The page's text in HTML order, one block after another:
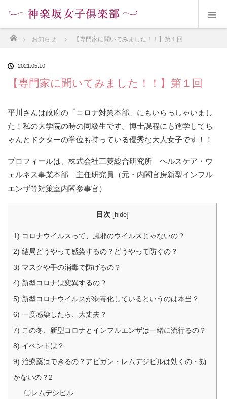
ホーム
お知らせ 【専門家に聞いてみました！！】第１回
2021.05.10
【専門家に聞いてみました！！】第１回
平川さんは政府の「コロナ対策本部」にもいらっしゃいまし
た！私の大学院の時の同級生です。博士課程にも進学してち
ゃんとドクターの学位も持っている優秀な大人女子です！！
プロフィールは、株式会社三菱総合研究所 ヘルスケア・ウ
ェルネス事業本部 主任研究員（元・内閣官房新型インフル
エンザ等対策室内閣参事官）
目次 [hide]
1) コロナウイルスって、風邪のウイルスじゃないの？
2) 結局どうやって感染するの？どうやって防ぐの？
3) マスクや手の消毒で防げるの？
4) 新型コロナは変異するの？
5) 新型コロナウイルスが弱毒化しているというのは本当？
6) 一度感染したら、大丈夫？
7) この冬、新型コロナとインフルエンザは一緒に流行るの？
8) イベントは？
9) 治療薬はできるの？アビガン・レムデジビルは効くの・効
かないの？2
〇レムデシビル